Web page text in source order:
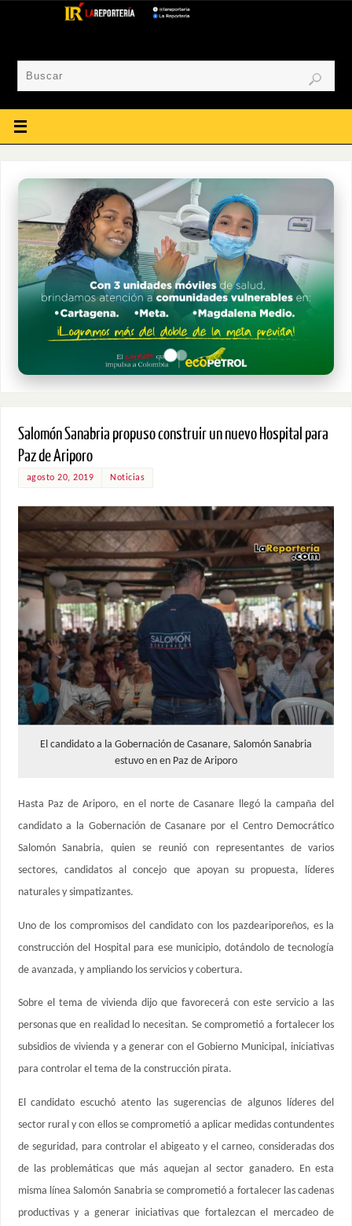
Salomón Sanabria propuso construir un nuevo Hospital para
Paz de Ariporo
agosto 20, 2019 Noticias
El candidato a la Gobernación de Casanare, Salomón Sanabria
estuvo en en Paz de Ariporo
Hasta Paz de Ariporo, en el norte de Casanare llegó la campaña del
candidato a la Gobernación de Casanare por el Centro Democrático
Salomón Sanabria, quien se reunió con representantes de varios
sectores, candidatos al concejo que apoyan su propuesta, líderes
naturales y simpatizantes.
Uno de los compromisos del candidato con los pazdeariporeños, es la
construcción del Hospital para ese municipio, dotándolo de tecnología
de avanzada, y ampliando los servicios y cobertura.
Sobre el tema de vivienda dijo que favorecerá con este servicio a las
personas que en realidad lo necesitan. Se comprometió a fortalecer los
subsidios de vivienda y a generar con el Gobierno Municipal, iniciativas
para controlar el tema de la construcción pirata.
El candidato escuchó atento las sugerencias de algunos líderes del
sector rural y con ellos se comprometió a aplicar medidas contundentes
de seguridad, para controlar el abigeato y el carneo, consideradas dos
de las problemáticas que más aquejan al sector ganadero. En esta
misma línea Salomón Sanabria se comprometió a fortalecer las cadenas
productivas y a generar iniciativas que fortalezcan el mercadeo de